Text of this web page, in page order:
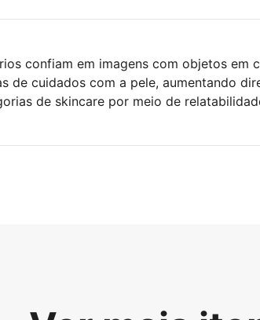
confiam em imagens com objetos em
de cuidados com a pele, aumentando
de skincare por meio de